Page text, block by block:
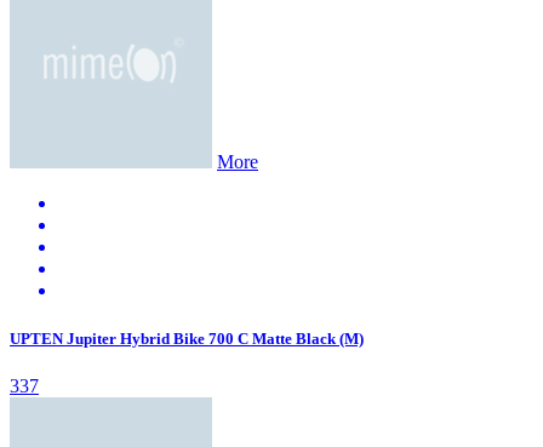
More
UPTEN Jupiter Hybrid Bike 700 C Matte Black (M)
337